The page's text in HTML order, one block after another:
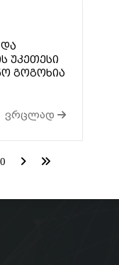
უკეთესი
გოგოხია
ვრცლად